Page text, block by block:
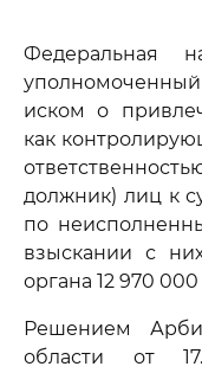
Федеральная
иском о
как
должник) лиц к
по
взыскании с
органа 12 970
Решением
области от